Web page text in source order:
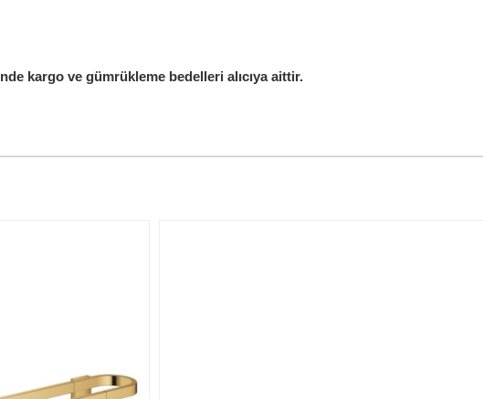
kargo ve gümrükleme bedelleri alıcıya aittir.